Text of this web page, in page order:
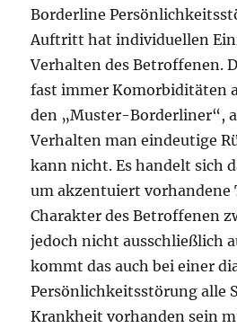
Borderline
Auftritt hat individuellen
Verhalten des Betroffenen.
fast immer Komorbiditäten
den „Muster-Borderliner“,
Verhalten man eindeutige
kann nicht. Es handelt sich
um akzentuiert vorhandene
Charakter des Betroffenen
jedoch nicht ausschließlich
kommt das auch bei einer
Persönlichkeitsstörung alle
Krankheit vorhanden sein